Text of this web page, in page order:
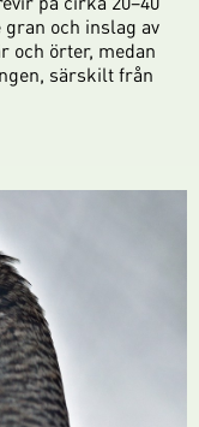
och inslag av
och örter, medan
särskilt från